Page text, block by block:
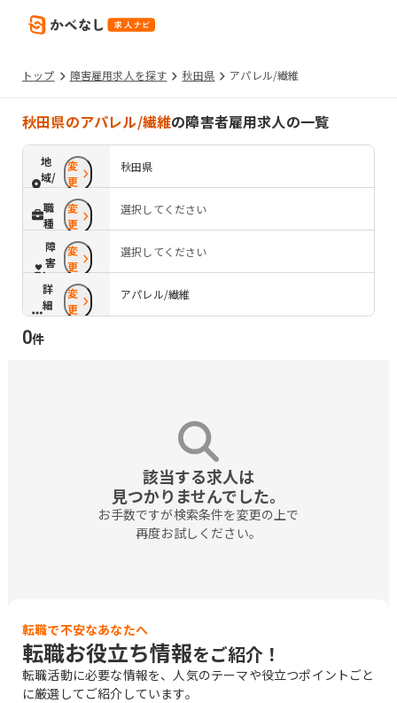
トップ 障害雇用求人を探す 秋田県 アパレル/繊維
秋田県のアパレル/繊維の障害者雇用求人の一覧
地
域/
路
線
変
更
秋田県
職
種
変
更
選択してください
障
害
配
慮
変
更
選択してください
詳
細
条
件
変
更
アパレル/繊維
0件
該当する求人は
見つかりませんでした。
お手数ですが検索条件を変更の上で
再度お試しください。
転職で不安なあなたへ
転職お役立ち情報をご紹介！
転職活動に必要な情報を、人気のテーマや役立つポイントごと
に厳選してご紹介しています。